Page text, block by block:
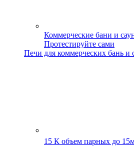
Коммерческие бани и
Протестируйте сами
Печи для коммерческих бань и
15 К объем парных до